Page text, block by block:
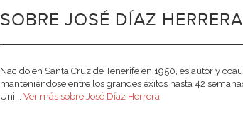
SOBRE JOSÉ DÍAZ
Nacido en Santa Cruz de Tenerife en 1950, es autor y
manteniéndose entre los grandes éxitos hasta 42
Uni... Ver más sobre José Díaz Herrera